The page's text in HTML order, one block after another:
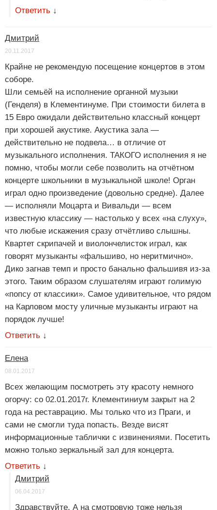
Ответить ↓
Дмитрий
20.11.2017
Крайне не рекомендую посещение концертов в этом
соборе.
Шли семьёй на исполнение органной музыки
(Генделя) в Клементинуме. При стоимости билета в
15 Евро ожидали действительно классный концерт
при хорошей акустике. Акустика зала —
действительно не подвела… в отличие от
музыкального исполнения. ТАКОГО исполнения я не
помню, чтобы могли себе позволить на отчётном
концерте школьники в музыкальной школе! Орган
играл одно произведение (довольно средне). Далее
— исполняли Моцарта и Вивальди — всем
известную классику — настолько у всех «на слуху»,
что любые искажения сразу отчётливо слышны.
Квартет скрипачей и виолончелисток играл, как
говорят музыканты «фальшиво, но неритмично».
Дико загнав темп и просто банально фальшивя из-за
этого. Таким образом слушателям играют голимую
«попсу от классики». Самое удивительное, что рядом
на Карловом мосту уличные музыканты играют на
порядок лучше!
Ответить ↓
Елена
08.01.2017
Всех желающим посмотреть эту красоту немного
огорчу: со 02.01.2017г. Клементиниум закрыт на 2
года на реставрацию. Мы только что из Праги, и
сами не смогли туда попасть. Везде висят
информационные таблички с извинениями. Посетить
можно только зеркальный зал для концерта.
Ответить ↓
Дмитрий
06.04.2017
Здравствуйте. А на смотровую тоже нельзя